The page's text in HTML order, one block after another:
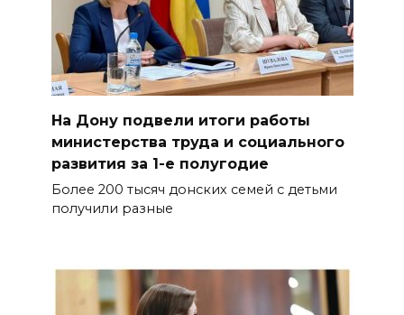
На Дону подвели итоги работы
министерства труда и социального
развития за 1-е полугодие
Более 200 тысяч донских семей с детьми
получили разные